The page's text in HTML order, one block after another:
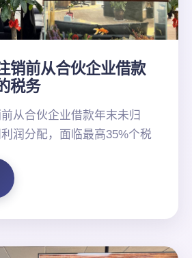
销前从合伙企业借款
税务
从合伙企业借款年末未归
润分配，面临最高35%个税